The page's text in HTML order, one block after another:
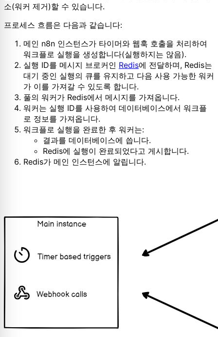
소(워커 제거)할 수 있습니다.
프로세스 흐름은 다음과 같습니다:
메인 n8n 인스턴스가 타이머와 웹훅 호출을 처리하여
워크플로 실행을 생성합니다(실행하지는 않음).
실행 ID를 메시지 브로커인 Redis에 전달하며, Redis는
대기 중인 실행의 큐를 유지하고 다음 사용 가능한 워커
가 이를 가져갈 수 있도록 합니다.
풀의 워커가 Redis에서 메시지를 가져옵니다.
워커는 실행 ID를 사용하여 데이터베이스에서 워크플
로 정보를 가져옵니다.
워크플로 실행을 완료한 후 워커는:
결과를 데이터베이스에 씁니다.
Redis에 실행이 완료되었다고 게시합니다.
Redis가 메인 인스턴스에 알립니다.